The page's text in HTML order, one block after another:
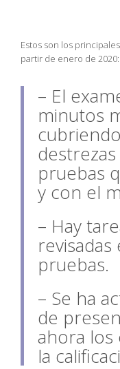
Estos son los
partir de enero de 2020:
– El
minutos
pruebas
y con el
– Hay
revisadas
pruebas.
– Se ha
de
ahora los
la